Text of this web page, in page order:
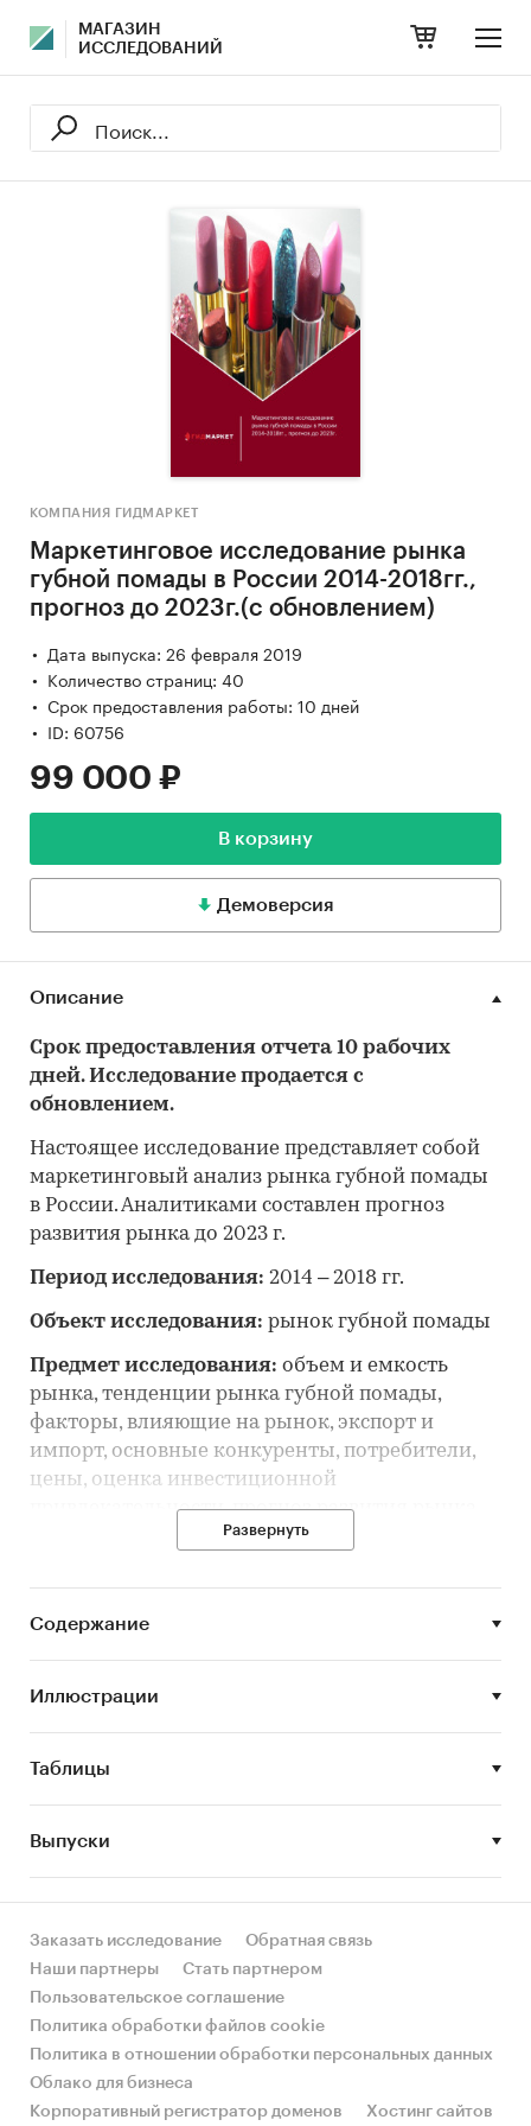
МАГАЗИН
ИССЛЕДОВАНИЙ
КОМПАНИЯ ГИДМАРКЕТ
Маркетинговое исследование рынка
губной помады в России 2014-2018гг.,
прогноз до 2023г.(с обновлением)
Дата выпуска: 26 февраля 2019
Количество страниц: 40
Срок предоставления работы: 10 дней
ID: 60756
99 000 ₽
В корзину
Демоверсия
Описание
Срок предоставления отчета 10 рабочих
дней. Исследование продается с
обновлением.
Настоящее исследование представляет собой
маркетинговый анализ рынка губной помады
в России. Аналитиками составлен прогноз
развития рынка до 2023 г.
Период исследования: 2014 – 2018 гг.
Объект исследования: рынок губной помады
Предмет исследования: объем и емкость
рынка, тенденции рынка губной помады,
факторы, влияющие на рынок, экспорт и
импорт, основные конкуренты, потребители,
цены, оценка инвестиционной
привлекательности, прогноз развития рынка
Цель исследования:анализ и прогноз
Задачи исследования:
Оценка объема и потенциальной емкости
рынка губной помады
STEP-анализ факторов, влияющих на рынок
губной помады
Описание основных конкурентов
Оценка факторов инвестиционной
привлекательности рынка губной помады
Составление прогноза развития рынка до
2023 г.
Развернуть
Содержание
Иллюстрации
Таблицы
Выпуски
Заказать исследование
Обратная связь
Наши партнеры
Стать партнером
Пользовательское соглашение
Политика обработки файлов cookie
Политика в отношении обработки персональных данных
Облако для бизнеса
Корпоративный регистратор доменов
Хостинг сайтов